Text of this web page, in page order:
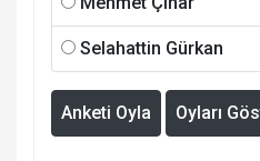
Selahattin Gürkan
Anketi Oyla Oyları